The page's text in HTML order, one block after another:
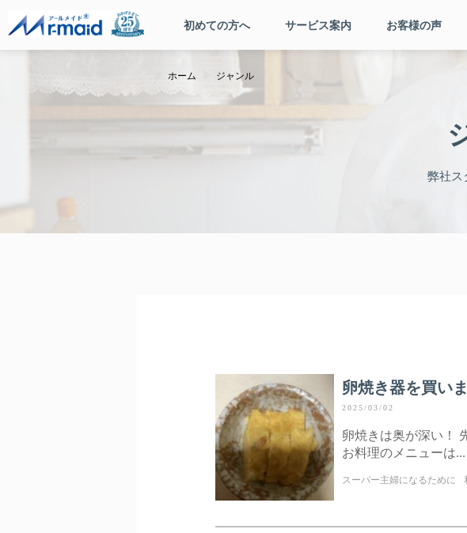
初めての方へ サービス案内 お客様の声
弊社ス
ホーム ジャンル
卵焼き器を買い
2025/03/02
卵焼きは奥が深い！
お料理のメニューは...
スーパー主婦になるために